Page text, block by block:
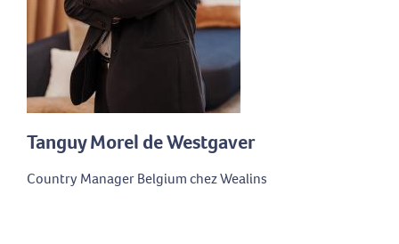
Tanguy Morel de Westgaver
Country Manager Belgium chez Wealins